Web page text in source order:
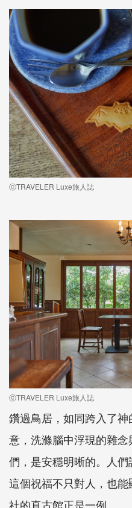
ⓒTRAVELER Luxe旅人誌
ⓒTRAVELER Luxe旅人誌
鑽過鳥居，如同跨入了
意，洗滌腦中浮現的雜
們，是安穩明晰的。人
這個祝福不只對人，也
社的真古館正是一例。